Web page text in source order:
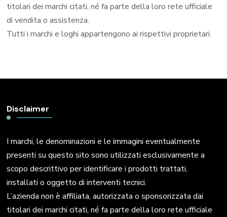
titolari dei marchi citati, né fa parte della loro rete ufficiale
di vendita o assistenza.
Tutti i marchi e loghi appartengono ai rispettivi proprietari.
Disclaimer
I marchi, le denominazioni e le immagini eventualmente
presenti su questo sito sono utilizzati esclusivamente a
scopo descrittivo per identificare i prodotti trattati,
installati o oggetto di interventi tecnici.
L’azienda non è affiliata, autorizzata o sponsorizzata dai
titolari dei marchi citati, né fa parte della loro rete ufficiale